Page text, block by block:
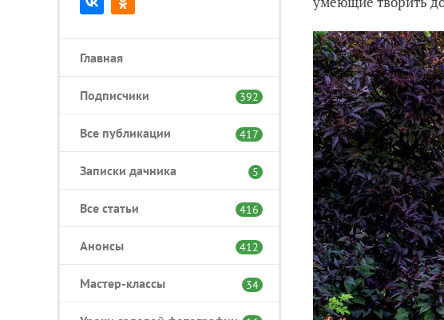
Главная
Подписчики 392
Все публикации 417
Записки дачника 5
Все статьи 416
Анонсы 412
Мастер-классы 34